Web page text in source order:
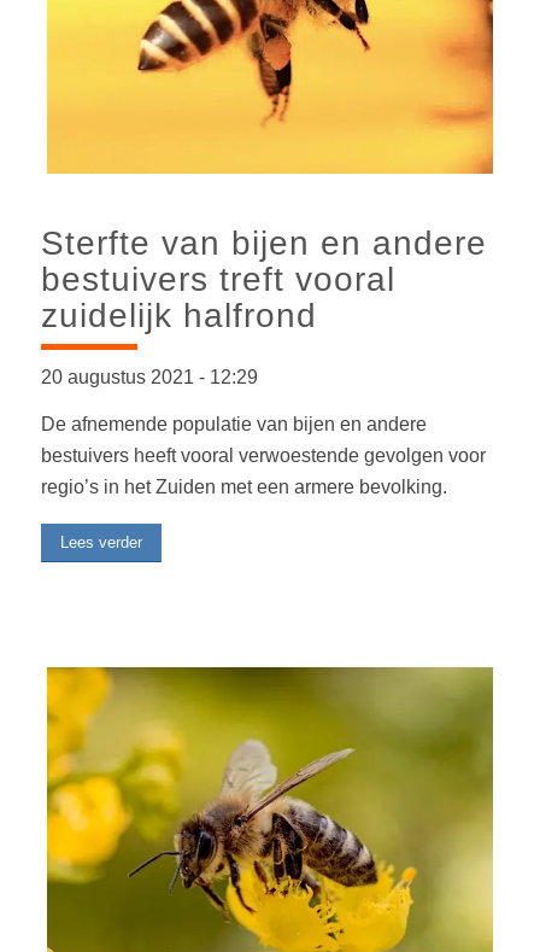
Sterfte van bijen en andere
bestuivers treft vooral
zuidelijk halfrond
20 augustus 2021 -12:29
De afnemende populatie van bijen en andere
bestuivers heeft vooral verwoestende gevolgen voor
regio’s in het Zuiden met een armere bevolking.
Lees verder